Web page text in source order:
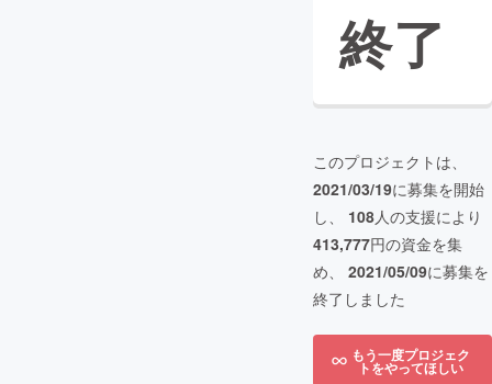
終了
このプロジェクトは、
2021/03/19に募集を開始
し、 108人の支援により
413,777円の資金を集
め、 2021/05/09に募集を
終了しました
もう一度プロジェク
トをやってほしい